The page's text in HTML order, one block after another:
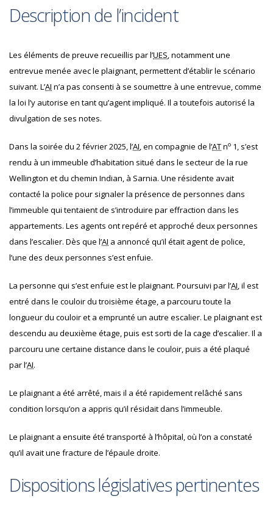
Description de l’incident
Les éléments de preuve recueillis par l’UES, notamment une
entrevue menée avec le plaignant, permettent d’établir le scénario
suivant. L’AI n’a pas consenti à se soumettre à une entrevue, comme
la loi l’y autorise en tant qu’agent impliqué. Il a toutefois autorisé la
divulgation de ses notes.
Dans la soirée du 2 février 2025, l’AI, en compagnie de l’ATno 1, s’est
rendu à un immeuble d’habitation situé dans le secteur de la rue
Wellington et du chemin Indian, à Sarnia. Une résidente avait
contacté la police pour signaler la présence de personnes dans
l’immeuble qui tentaient de s’introduire par effraction dans les
appartements. Les agents ont repéré et approché deux personnes
dans l’escalier. Dès que l’AI a annoncé qu’il était agent de police,
l’une des deux personnes s’est enfuie.
La personne qui s’est enfuie est le plaignant. Poursuivi par l’AI, il est
entré dans le couloir du troisième étage, a parcouru toute la
longueur du couloir et a emprunté un autre escalier. Le plaignant est
descendu au deuxième étage, puis est sorti de la cage d’escalier. Il a
parcouru une certaine distance dans le couloir, puis a été plaqué
par l’AI.
Le plaignant a été arrêté, mais il a été rapidement relâché sans
condition lorsqu’on a appris qu’il résidait dans l’immeuble.
Le plaignant a ensuite été transporté à l’hôpital, où l’on a constaté
qu’il avait une fracture de l’épaule droite.
Dispositions législatives pertinentes